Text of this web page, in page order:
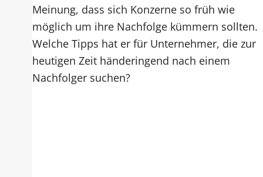
Meinung, dass sich Konzerne so früh wie
möglich um ihre Nachfolge kümmern sollten.
Welche Tipps hat er für Unternehmer, die zur
heutigen Zeit händeringend nach einem
Nachfolger suchen?